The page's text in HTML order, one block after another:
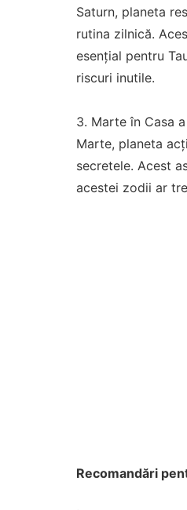
Saturn, planeta
rutina zilnică.
esențial pentru
riscuri inutile.
3. Marte în Casa
Marte, planeta
secretele. Acest
acestei zodii ar
Recomandări